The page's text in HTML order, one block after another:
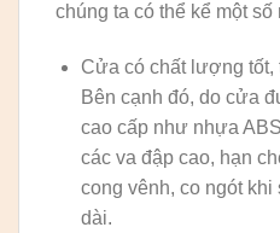
chúng ta có thể kể một số
Cửa có chất lượng tốt,
Bên cạnh đó, do cửa
cao cấp như nhựa
các va đập cao, hạn
cong vênh, co ngót
dài.